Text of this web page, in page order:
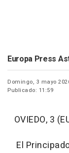
Europa Press
Domingo, 3 mayo
Publicado: 11:59
OVIEDO, 3
El